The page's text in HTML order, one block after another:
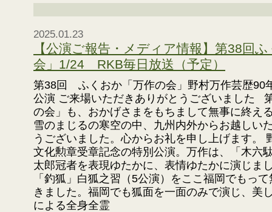
2025.01.23
【公演ご報告・メディア情報】第38回
会」1/24 RKB毎日放送（予定）
第38回 ふくおか「万作の会」野村万作芸歴90
公演 ご来場いただきありがとうございました
の会」も、おかげさまをもちまして無事に終え
雪のまじるの寒空の中、九州内外からお越しい
うございました。心からお礼を申し上げます
文化勲章受章記念の特別公演。万作は、「木六
太郎冠者を表現ゆたかに、表情ゆたかに演じま
「釣狐」白狐之習（5公演）をここ福岡でもっ
きました。福岡でも狐面を一面のみで演じ、美
による全身全霊